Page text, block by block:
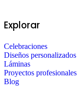
Explorar
Celebraciones
Diseños personalizados
Láminas
Proyectos profesionales
Blog